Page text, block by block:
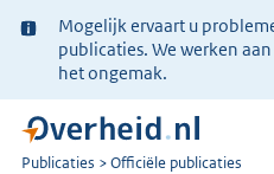
Ter
informatie:
Mogelijk ervaart u
publicaties. We werken
het ongemak.
U
Publicaties Officiële publicaties